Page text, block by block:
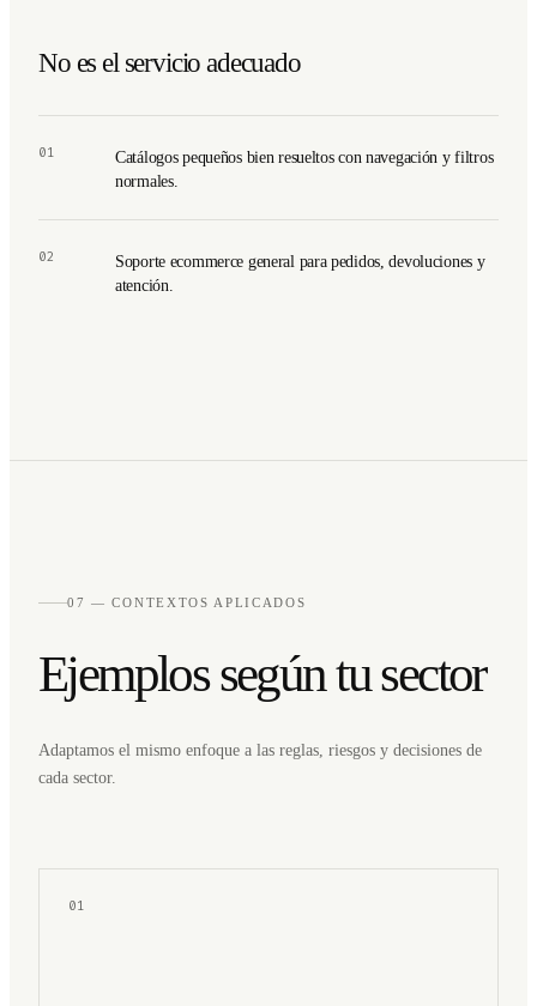
No es el servicio adecuado
01
Catálogos pequeños bien resueltos con navegación y filtros
normales.
02
Soporte ecommerce general para pedidos, devoluciones y
atención.
07 — CONTEXTOS APLICADOS
Ejemplos según tu sector
Adaptamos el mismo enfoque a las reglas, riesgos y decisiones de
cada sector.
01